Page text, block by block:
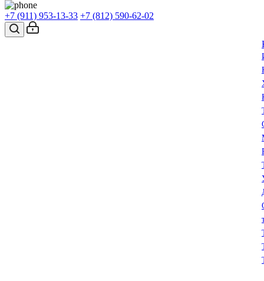
+7 (911) 953-13-33 +7 (812) 590-62-02